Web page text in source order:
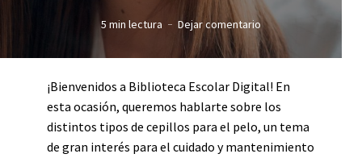
5 min lectura Dejar comentario
¡Bienvenidos a Biblioteca Escolar Digital! En
esta ocasión, queremos hablarte sobre los
distintos tipos de cepillos para el pelo, un tema
de gran interés para el cuidado y mantenimiento